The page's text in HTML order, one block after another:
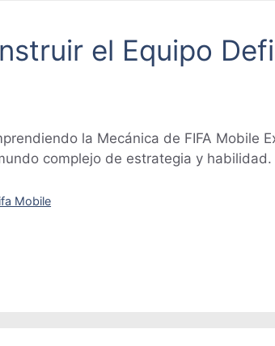
el Equipo
la Mecánica de FIFA Mobile
complejo de estrategia y
Mobile